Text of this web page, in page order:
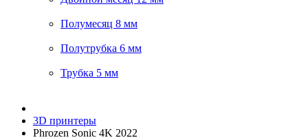
Полумесяц 8 мм
Полутрубка 6 мм
Трубка 5 мм
3D принтеры
Phrozen Sonic 4K 2022